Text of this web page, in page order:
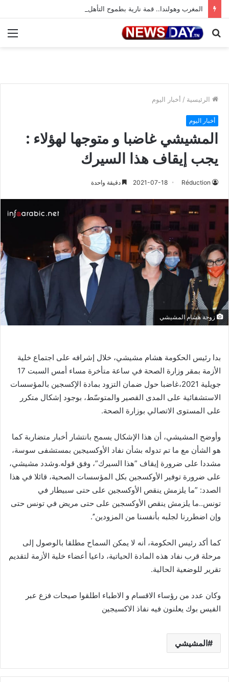
المغرب وهولندا.. قمة نارية بطموح التأهل إلى ثمن النهائي
بحث
الرئيسية / أخبار اليوم
أخبار اليوم
المشيشي غاضبا و متوجها لهؤلاء :
يجب إيقاف هذا السيرك
Réduction
2021-07-18 دقيقة واحدة
زوجة هشام المشيشي
بدا رئيس الحكومة هشام مشيشي، خلال إشرافه على اجتماع خلية
الأزمة بمقر وزارة الصحة في ساعة متأخرة مساء أمس السبت 17
جويلية 2021،غاضبا حول ضمان التزود بمادة الإكسجين بالمؤسسات
الاستشفائية على المدى القصير والمتوسّط، بوجود إشكال متكرر
على المستوى الاتصالي بوزارة الصحة.
وأوضح المشيشي، أن هذا الإشكال يسمح بانتشار أخبار متضاربة كما
هو الشأن مع ما تم تدوله بشأن نفاد الأوكسيجين بمستشفى سوسة،
مشددا على ضرورة إيقاف ”هذا السيرك”، وفق قوله.وشدد مشيشي،
على ضرورة توفير الأوكسجين بكل المؤسسات الصحية، قائلا في هذا
الصدد: ”ما يلزمش ينقص الأوكسجين على حتى سبيطار في
تونس..ما يلزمش ينقص الأوكسجين على حتى مريض في تونس حتى
وإن اضطررنا لجلبه بأنفسنا من المزودين’’.
كما أكد رئيس الحكومة، أنه لا يمكن السماح مطلقا بالوصول إلى
مرحلة قرب نفاد هذه المادة الحياتية، داعيا أعضاء خلية الأزمة لتقديم
تقرير للوضعية الحالية.
وكان عدد من رؤساء الاقسام و الاطباء اطلقوا صيحات فزع عبر
الفيس بوك يعلنون فيه نفاذ الاكسيجين
المشيشي